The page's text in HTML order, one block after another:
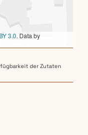
3.0. Data by
der Zutaten